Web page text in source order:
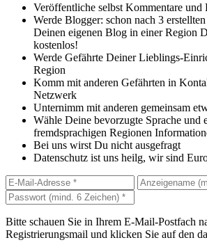
Veröffentliche selbst Kommentare und
Werde Blogger: schon nach 3
Deinen eigenen Blog in einer Region
kostenlos!
Werde Gefährte Deiner Lieblings-
Region
Komm mit anderen Gefährten in
Netzwerk
Unternimm mit anderen gemeinsam
Wähle Deine bevorzugte Sprache und
fremdsprachigen Regionen
Bei uns wirst Du nicht ausgefragt
Datenschutz ist uns heilg, wir sind
Bitte schauen Sie in Ihrem E-Mail-Postfach
Registrierungsmail und klicken Sie auf den